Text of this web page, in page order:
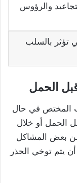
والرؤوس
تؤثر بالسلب
الحمل
المختص في حال
الحمل أو خلال
بعض المشاكل
يتم توخي الحذر